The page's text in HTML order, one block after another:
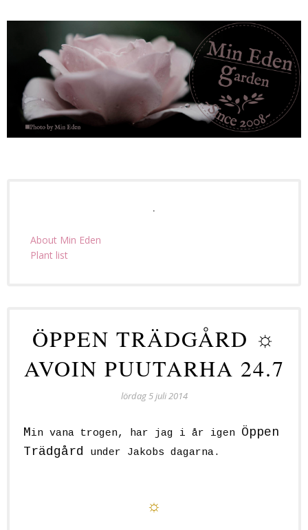
About Min Eden
Plant list
ÖPPEN TRÄDGÅRD ☼
AVOIN PUUTARHA 24.7
lördag 5 juli 2014
Min vana trogen, har jag i år igen Öppen
Trädgård
under Jakobs dagarna.
☼